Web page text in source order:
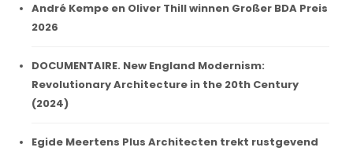
André Kempe en Oliver Thill winnen Großer BDA Preis
2026
DOCUMENTAIRE. New England Modernism:
Revolutionary Architecture in the 20th Century
(2024)
Egide Meertens Plus Architecten trekt rustgevend